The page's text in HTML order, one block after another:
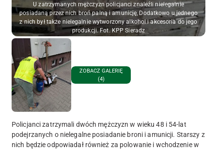
U zatrzymanych mężczyzn policjanci znaleźli nielegalnie
posiadaną przez nich broń palną i amunicję, Dodatkowo u jednego
z nich był także nielegalnie wytworzony alkohol i akcesoria do jego
produkcji. Fot. KPP Sieradz
ZOBACZ GALERIĘ
(4)
Policjanci zatrzymali dwóch mężczyzn w wieku 48 i 54-lat
podejrzanych o nielegalne posiadanie broni i amunicji. Starszy z
nich będzie odpowiadał również za polowanie i wchodzenie w